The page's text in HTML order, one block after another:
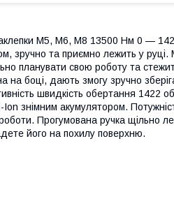
M5, M6, M8 13500 Нм 0 —
зручно та приємно лежить у
планувати свою роботу та
на боці, дають змогу зручно
швидкість обертання 1422
знімним акумулятором.
Прогумована ручка щільно
його на похилу поверхню.